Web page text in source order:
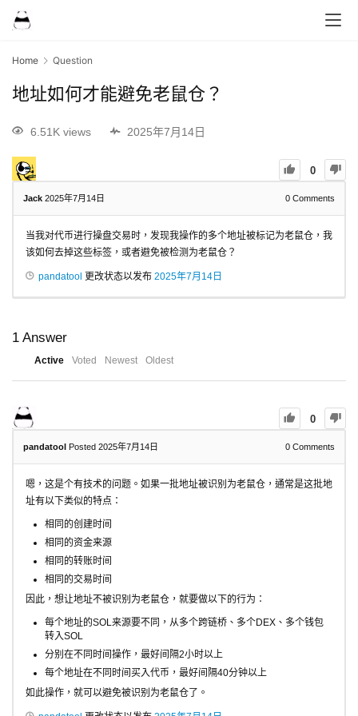
Home Question
地址如何才能避免老鼠仓？
6.51K views 2025年7月14日
0
Jack 2025年7月14日 0 Comments
当我对代币进行操盘交易时，发现我操作的多个地址被标记为老鼠仓，我
该如何去掉这些标签，或者避免被检测为老鼠仓？
pandatool 更改状态以发布 2025年7月14日
1 Answer
Active Voted Newest Oldest
0
pandatool Posted 2025年7月14日 0 Comments
嗯，这是个有技术的问题。如果一批地址被识别为老鼠仓，通常是这批地
址有以下类似的特点：
相同的创建时间
相同的资金来源
相同的转账时间
相同的交易时间
因此，想让地址不被识别为老鼠仓，就要做以下的行为：
每个地址的SOL来源要不同，从多个跨链桥、多个DEX、多个钱包
转入SOL
分别在不同时间操作，最好间隔2小时以上
每个地址在不同时间买入代币，最好间隔40分钟以上
如此操作，就可以避免被识别为老鼠仓了。